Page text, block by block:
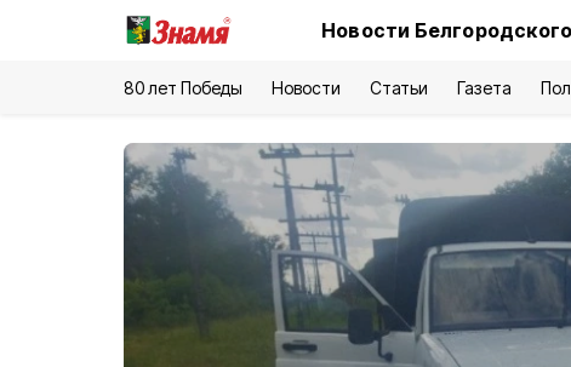
Новости
80 лет Победы Новости Статьи Газета